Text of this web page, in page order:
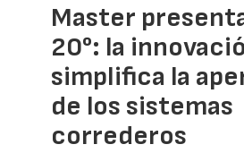
Master
20°: la
simplifica la
de los sistemas
correderos